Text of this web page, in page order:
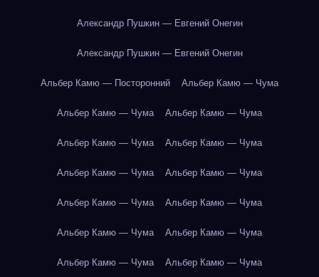
Александр Пушкин — Евгений Онегин
Александр Пушкин — Евгений Онегин
Альбер Камю — Посторонний Альбер Камю — Чума
Альбер Камю — Чума Альбер Камю — Чума
Альбер Камю — Чума Альбер Камю — Чума
Альбер Камю — Чума Альбер Камю — Чума
Альбер Камю — Чума Альбер Камю — Чума
Альбер Камю — Чума Альбер Камю — Чума
Альбер Камю — Чума Альбер Камю — Чума